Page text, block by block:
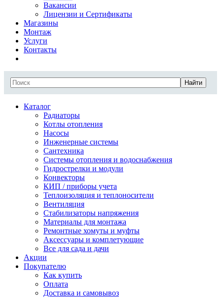
Вакансии
Лицензии и Сертификаты
Магазины
Монтаж
Услуги
Контакты
Найти
Каталог
Радиаторы
Котлы отопления
Насосы
Инженерные системы
Сантехника
Системы отопления и водоснабжения
Гидрострелки и модули
Конвекторы
КИП / приборы учета
Теплоизоляция и теплоносители
Вентиляция
Стабилизаторы напряжения
Материалы для монтажа
Ремонтные хомуты и муфты
Аксессуары и комплетующие
Все для сада и дачи
Акции
Покупателю
Как купить
Оплата
Доставка и самовывоз